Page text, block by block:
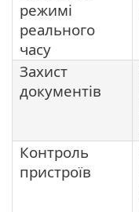
режимі
реального
часу
Захист
документів
Контроль
пристроїв